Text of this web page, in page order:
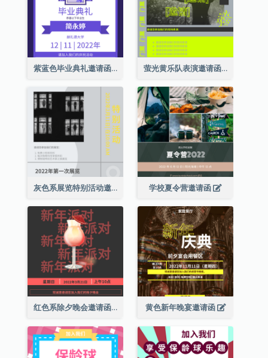
紫蓝色毕业典礼邀请函 萤光黄乐队表演邀请函
灰色系展览特别活动邀请函 学校夏令营邀请函
红色系除夕晚会邀请函 黄色新年晚宴邀请函